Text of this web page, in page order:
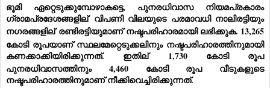
ഭൂമി ഏറ്റെടുക്കുമ്പോഴാകട്ടെ, പുനരധിവാസ നിയമപ്രകാരം
ഗ്രാമപ്രദേശങ്ങളില് വിപണി വിലയുടെ പരമാവധി നാലിരട്ടിയും
നഗരങ്ങളില് രണ്ടിരട്ടിയുമാണ് നഷ്ടപരിഹാരമായി ലഭിക്കുക. 13,265
കോടി രൂപയാണ് സ്ഥലമേറ്റെടുക്കലിനും നഷ്ടപരിഹാരത്തിനുമായി
കണക്കാക്കിയിരിക്കുന്നത്. ഇതില് 1,730 കോടി രൂപ
പുനരധിവാസത്തിനും 4,460 കോടി രൂപ വീടുകളുടെ
നഷ്ടപരിഹാരത്തിനുമാണ് നീക്കിവെച്ചിരിക്കുന്നത്.